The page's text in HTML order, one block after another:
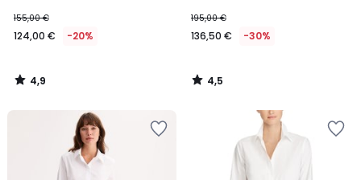
155,00 €
124,00 € -20%
4,9
/
195,00 €
136,50 € -30%
4,5
/